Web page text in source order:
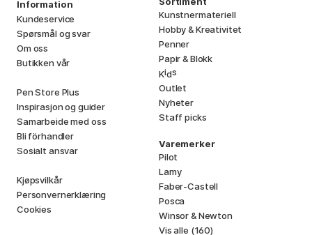
Information
Kundeservice
Spørsmål og svar
Om oss
Butikken vår
Pen Store Plus
Inspirasjon og guider
Samarbeide med oss
Bli förhandler
Sosialt ansvar
Kjøpsvilkår
Personvernerklæring
Cookies
Kunstnermateriell
Hobby & Kreativitet
Penner
Papir & Blokk
Kids
Outlet
Nyheter
Staff picks
Varemerker
Pilot
Lamy
Faber-Castell
Posca
Winsor & Newton
Vis alle (160)